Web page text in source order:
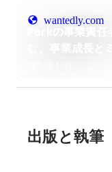
wantedly.com
出版と執筆